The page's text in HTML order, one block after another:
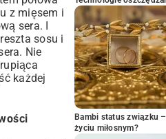
z mięsem i
sera. I
sosu i
Nie
każdej
Bambi status związku
życiu miłosnym?